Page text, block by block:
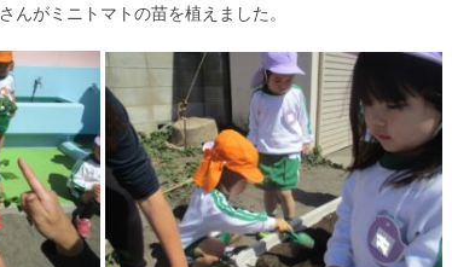
んがミニトマトの苗を植えました。